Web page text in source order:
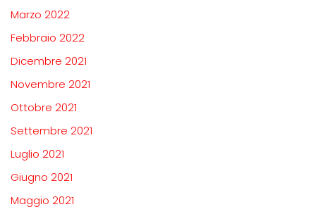
Marzo 2022
Febbraio 2022
Dicembre 2021
Novembre 2021
Ottobre 2021
Settembre 2021
Luglio 2021
Giugno 2021
Maggio 2021